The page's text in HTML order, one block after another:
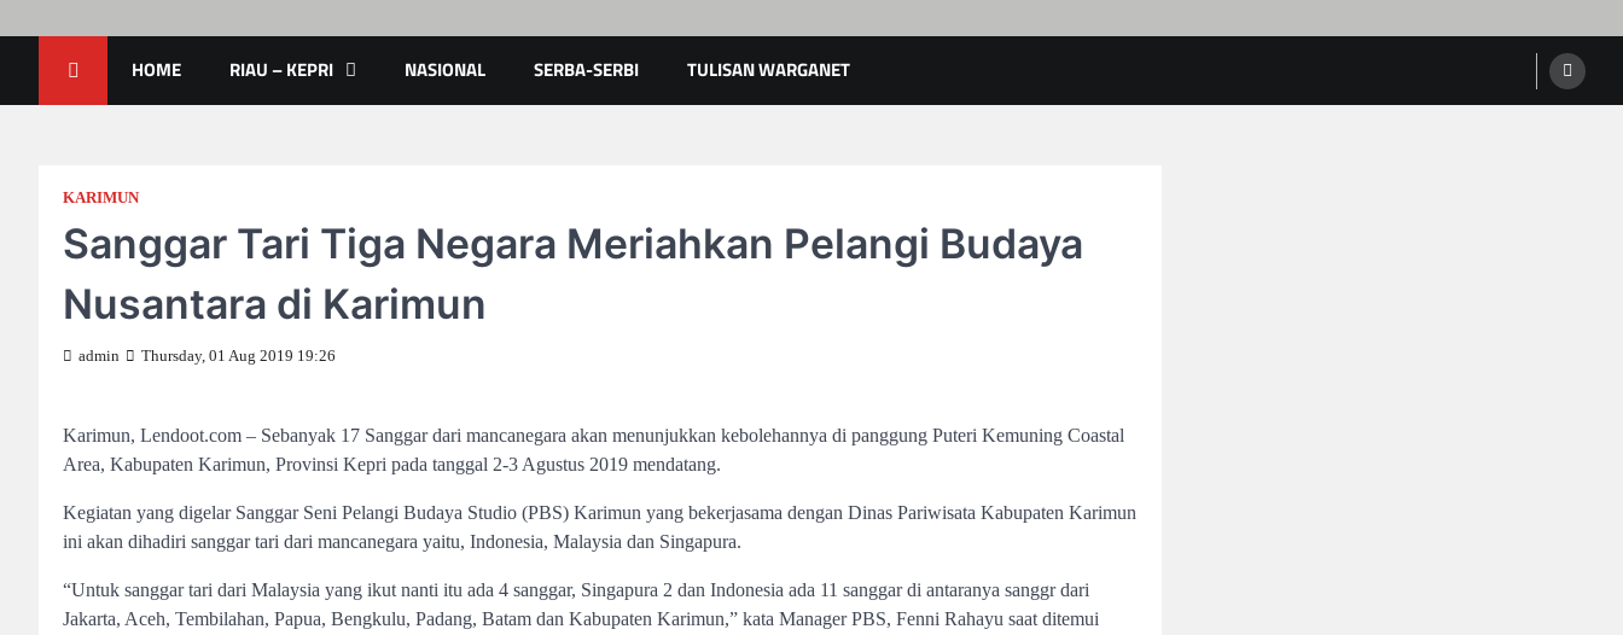
HOME RIAU – KEPRI NASIONAL SERBA-SERBI TULISAN WARGANET
KARIMUN
Sanggar Tari Tiga Negara Meriahkan Pelangi Budaya
Nusantara di Karimun
admin Thursday, 01 Aug 2019 19:26
Karimun, Lendoot.com – Sebanyak 17 Sanggar dari mancanegara akan menunjukkan kebolehannya di panggung Puteri Kemuning Coastal
Area, Kabupaten Karimun, Provinsi Kepri pada tanggal 2-3 Agustus 2019 mendatang.
Kegiatan yang digelar Sanggar Seni Pelangi Budaya Studio (PBS) Karimun yang bekerjasama dengan Dinas Pariwisata Kabupaten Karimun
ini akan dihadiri sanggar tari dari mancanegara yaitu, Indonesia, Malaysia dan Singapura.
“Untuk sanggar tari dari Malaysia yang ikut nanti itu ada 4 sanggar, Singapura 2 dan Indonesia ada 11 sanggar di antaranya sanggr dari
Jakarta, Aceh, Tembilahan, Papua, Bengkulu, Padang, Batam dan Kabupaten Karimun,” kata Manager PBS, Fenni Rahayu saat ditemui